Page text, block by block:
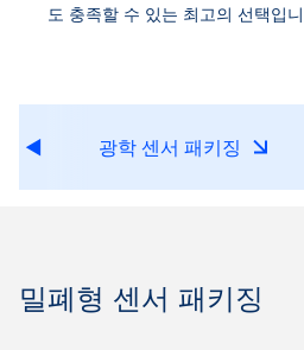
도 충족할 수 있는 최고의 선택입
광학 센서 패키징
밀폐형 센서 패키징